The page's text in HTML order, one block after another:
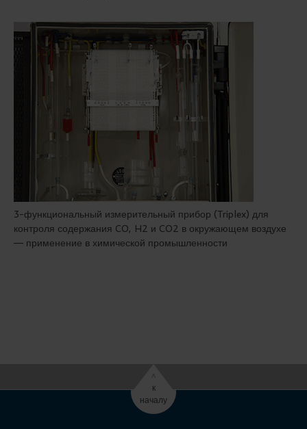
3-функциональный измерительный прибор (Triplex) для
контроля содержания CO, H2 и CO2 в окружающем воздухе
— применение в химической промышленности
^
к
началу